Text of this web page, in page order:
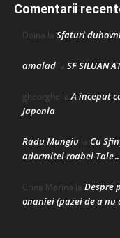
Comentarii
Doina la Sfaturi
amalad la SF SILUAN
gheorghe laA început
Japonia
Radu Mungiu la Cu
adormitei roabei Tale…
Crina Marina la Despre
onaniei (pazei de a nu